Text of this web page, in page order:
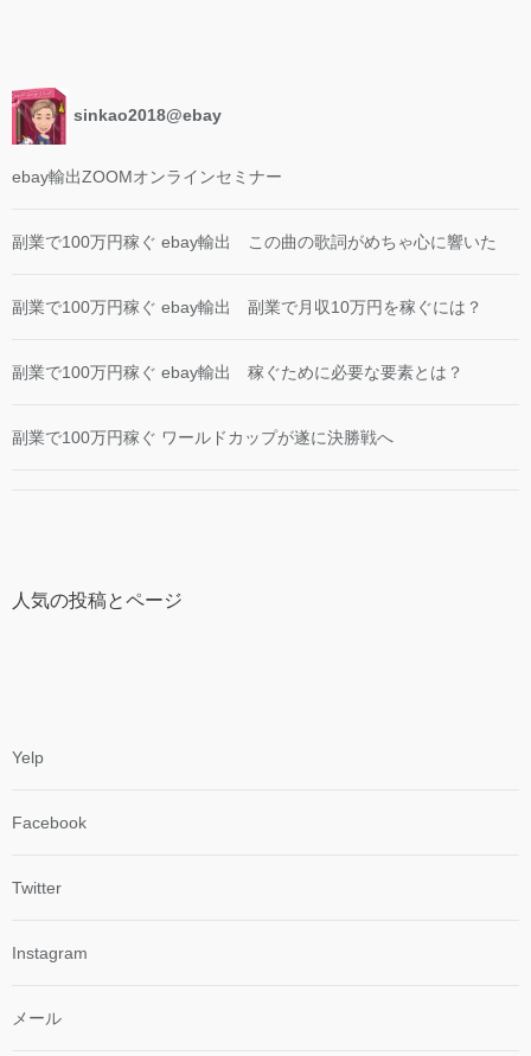
sinkao2018@ebay
ebay輸出ZOOMオンラインセミナー
副業で100万円稼ぐ ebay輸出 この曲の歌詞がめちゃ心に響いた
副業で100万円稼ぐ ebay輸出 副業で月収10万円を稼ぐには？
副業で100万円稼ぐ ebay輸出 稼ぐために必要な要素とは？
副業で100万円稼ぐ ワールドカップが遂に決勝戦へ
人気の投稿とページ
Yelp
Facebook
Twitter
Instagram
メール